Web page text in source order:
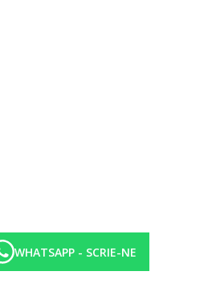
WHATSAPP - SCRIE-NE